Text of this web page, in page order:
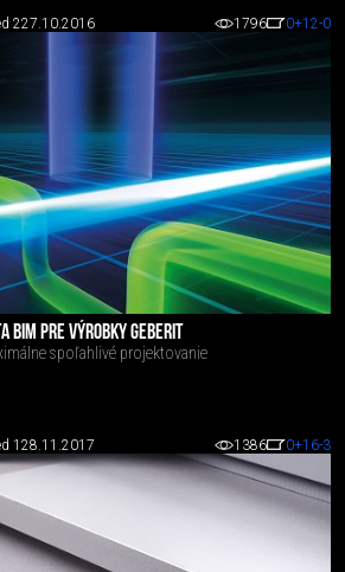
227.10.2016 1796 0+12-0
BIM PRE VÝROBKY GEBERIT
spoľahlivé projektovanie
1 28.11.2017 1386 0+16-3